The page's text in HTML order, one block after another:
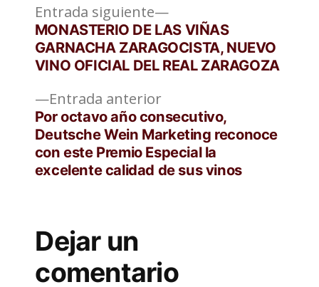
Navegación
de
entradas
Entrada anteriorEntrada
anterior:
Por octavo año consecutivo,
Deutsche Wein Marketing reconoce
con este Premio Especial la
excelente calidad de sus vinos
Entrada siguiente
Entrada
siguiente:
MONASTERIO DE LAS VIÑAS
GARNACHA ZARAGOCISTA, NUEVO
VINO OFICIAL DEL REAL ZARAGOZA
Dejar un
comentario